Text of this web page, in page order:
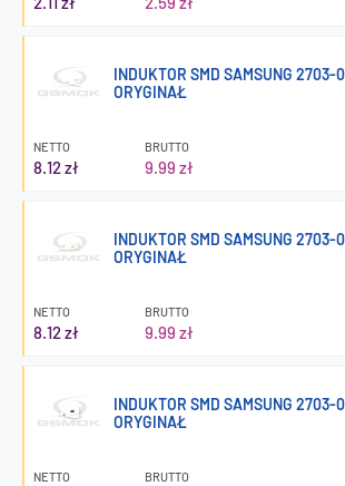
INDUKTOR SMD SAMSUNG 2703-
ORYGINAŁ
NETTO
8.12 zł
BRUTTO
9.99 zł
INDUKTOR SMD SAMSUNG 2703-
ORYGINAŁ
NETTO
8.12 zł
BRUTTO
9.99 zł
INDUKTOR SMD SAMSUNG 2703-
ORYGINAŁ
NETTO BRUTTO